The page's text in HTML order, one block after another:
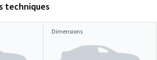
techniques
Dimensions